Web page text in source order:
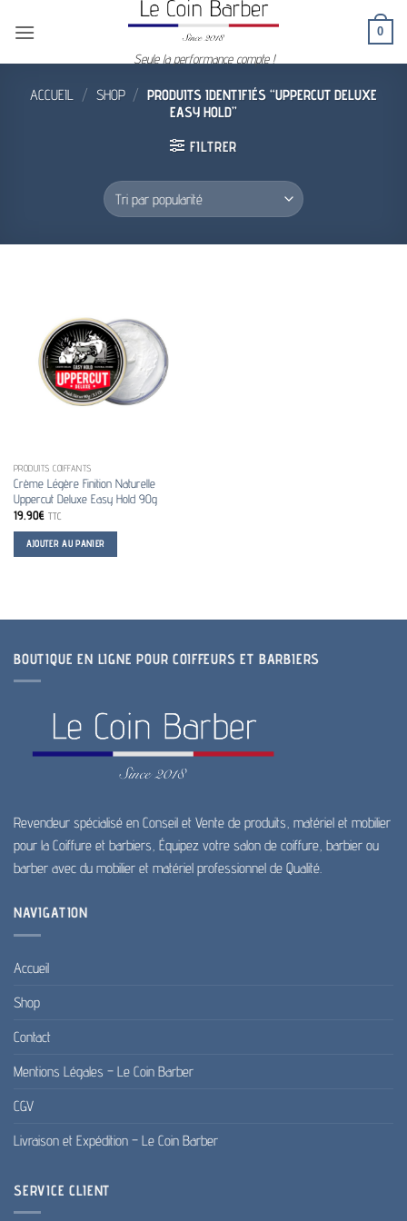
Seule la performance compte !
0
ACCUEIL / SHOP / PRODUITS IDENTIFIÉS “UPPERCUT DELUXE
EASY HOLD”
FILTRER
PRODUITS COIFFANTS
Crème Légère Finition Naturelle
Uppercut Deluxe Easy Hold 90g
19.90€ TTC
AJOUTER AU PANIER
BOUTIQUE EN LIGNE POUR COIFFEURS ET BARBIERS
Revendeur spécialisé en Conseil et Vente de produits, matériel et mobilier
pour la Coiffure et barbiers, Équipez votre salon de coiffure, barbier ou
barber avec du mobilier et matériel professionnel de Qualité.
NAVIGATION
Accueil
Shop
Contact
Mentions Légales – Le Coin Barber
CGV
Livraison et Expédition – Le Coin Barber
SERVICE CLIENT